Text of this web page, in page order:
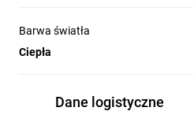
Barwa światła
Ciepła
Dane logistyczne